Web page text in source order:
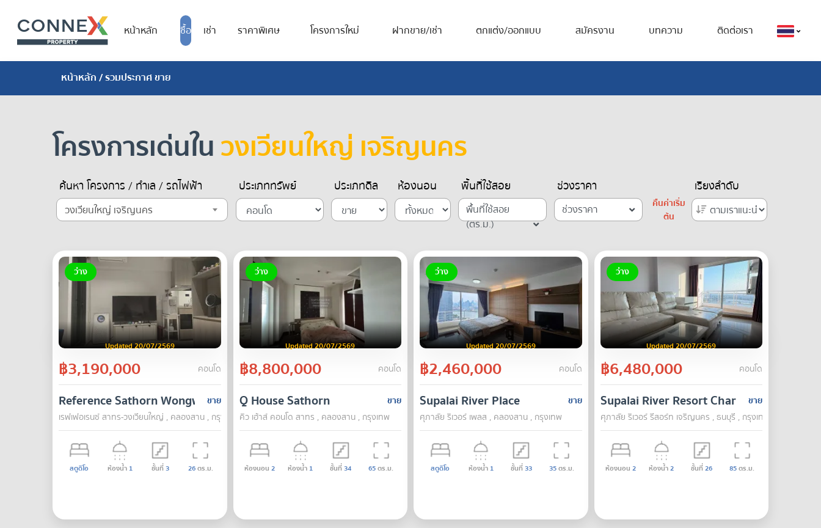
หน้าหลัก ซื้อ เช่า ราคาพิเศษ โครงการใหม่ ฝากขาย/เช่า ตกแต่ง/ออกแบบ สมัครงาน บทความ ติดต่อเรา
หน้าหลัก/ รวมประกาศ ขาย
โครงการเด่นในวงเวียนใหญ่ เจริญนคร
ค้นหา โครงการ / ทำเล / รถไฟฟ้า
วงเวียนใหญ่ เจริญนคร
ประเภททรัพย์ ประเภทดีล ห้องนอน พื้นที่ใช้สอย
พื้นที่ใช้สอย
(ตร.ม.)
ช่วงราคา
ช่วงราคา
คืนค่าเริ่ม
ต้น
เรียงลำดับ
ว่าง
Updated 20/07/2569
฿3,190,000 คอนโด
ขาย
Reference Sathorn Wongwianyai
เรฟเฟอเรนซ์ สาทร-วงเวียนใหญ่ , คลองสาน , กรุงเทพ
สตูดิโอ ห้องน้ำ 1 ชั้นที่3 26ตร.ม.
ว่าง
Updated 20/07/2569
฿8,800,000 คอนโด
ขาย
Q House Sathorn
คิว เฮ้าส์ คอนโด สาทร , คลองสาน , กรุงเทพ
ห้องนอน 2 ห้องน้ำ 1 ชั้นที่34 65ตร.ม.
ว่าง
Updated 20/07/2569
฿2,460,000 คอนโด
ขาย
Supalai River Place
ศุภาลัย ริเวอร์ เพลส , คลองสาน , กรุงเทพ
สตูดิโอ ห้องน้ำ 1 ชั้นที่33 35ตร.ม.
ว่าง
Updated 20/07/2569
฿6,480,000 คอนโด
ขาย
Supalai River Resort Charoen Nakhon
ศุภาลัย ริเวอร์ รีสอร์ท เจริญนคร , ธนบุรี , กรุงเทพ
ห้องนอน 2 ห้องน้ำ2 ชั้นที่26 85ตร.ม.